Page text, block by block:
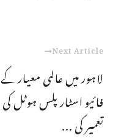
Next Article
لاہور میں عالمی معیار کے
فائیو اسٹار پلس ہوٹل کی
تعمیر کی ...